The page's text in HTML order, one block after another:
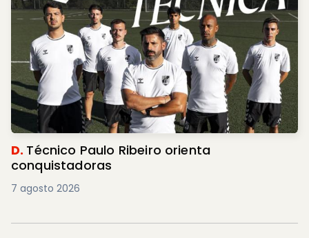
D. Técnico Paulo Ribeiro orienta
conquistadoras
7 agosto 2026